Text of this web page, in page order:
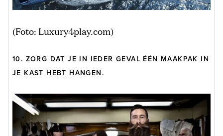
(Foto: Luxury4play.com)
10. ZORG DAT JE IN IEDER GEVAL ÉÉN MAAKPAK IN
JE KAST HEBT HANGEN.